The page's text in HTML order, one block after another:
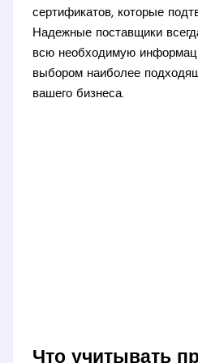
сертификатов, которые
Надежные поставщики
всю необходимую
выбором наиболее
вашего бизнеса.
Что учитывать